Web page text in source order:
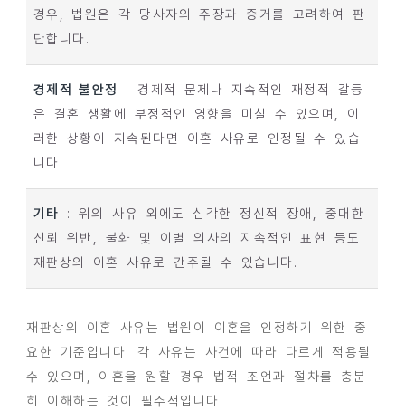
경우, 법원은 각 당사자의 주장과 증거를 고려하여 판
단합니다.
경제적 불안정
: 경제적 문제나 지속적인 재정적 갈등
은 결혼 생활에 부정적인 영향을 미칠 수 있으며, 이
러한 상황이 지속된다면 이혼 사유로 인정될 수 있습
니다.
기타 : 위의 사유 외에도 심각한 정신적 장애, 중대한
신뢰 위반, 불화 및 이별 의사의 지속적인 표현 등도
재판상의 이혼 사유로 간주될 수 있습니다.
재판상의 이혼 사유는 법원이 이혼을 인정하기 위한 중
요한 기준입니다. 각 사유는 사건에 따라 다르게 적용될
수 있으며, 이혼을 원할 경우 법적 조언과 절차를 충분
히 이해하는 것이 필수적입니다.